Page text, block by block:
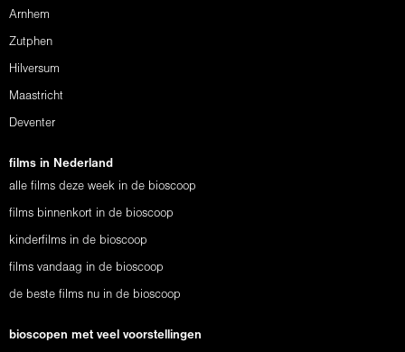
Arnhem
Zutphen
Hilversum
Maastricht
Deventer
films in Nederland
alle films deze week in de bioscoop
films binnenkort in de bioscoop
kinderfilms in de bioscoop
films vandaag in de bioscoop
de beste films nu in de bioscoop
bioscopen met veel voorstellingen